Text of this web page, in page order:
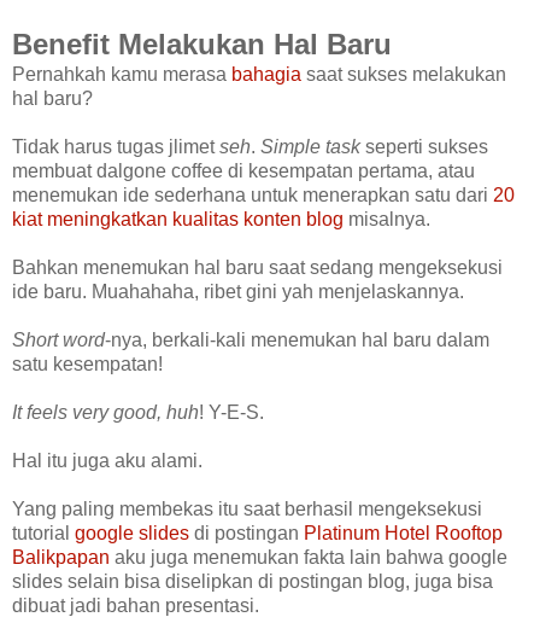
Benefit Melakukan Hal Baru
Pernahkah kamu merasa bahagia saat sukses melakukan
hal baru?
Tidak harus tugas jlimetseh. Simple taskseperti sukses
membuat dalgone coffee di kesempatan pertama, atau
menemukan ide sederhana untuk menerapkan satu dari 20
kiat meningkatkan kualitas konten blog misalnya.
Bahkan menemukan hal baru saat sedang mengeksekusi
ide baru. Muahahaha, ribet gini yah menjelaskannya.
Short word-nya, berkali-kali menemukan hal baru dalam
satu kesempatan!
It feels very good, huh! Y-E-S.
Hal itu juga aku alami.
Yang paling membekas itu saat berhasil mengeksekusi
tutorial google slides di postingan Platinum Hotel Rooftop
Balikpapan aku juga menemukan fakta lain bahwa google
slides selain bisa diselipkan di postingan blog, juga bisa
dibuat jadi bahan presentasi.